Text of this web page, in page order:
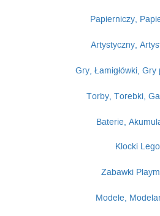
Papierniczy,
Artystyczny,
Gry, Łamigłówki, Gry
Torby, Torebki,
Baterie,
Klocki Lego
Zabawki
Modele,